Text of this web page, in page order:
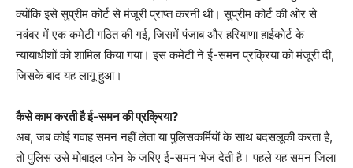
क्योंकि इसे सुप्रीम कोर्ट से मंजूरी प्राप्त करनी थी। सुप्रीम कोर्ट की ओर से
नवंबर में एक कमेटी गठित की गई, जिसमें पंजाब और हरियाणा हाईकोर्ट के
न्यायाधीशों को शामिल किया गया। इस कमेटी ने ई-समन प्रक्रिया को मंजूरी दी,
जिसके बाद यह लागू हुआ।
कैसे काम करती है ई-समन की प्रक्रिया?
अब, जब कोई गवाह समन नहीं लेता या पुलिसकर्मियों के साथ बदसलूकी करता है,
तो पुलिस उसे मोबाइल फोन के जरिए ई-समन भेज देती है। पहले यह समन जिला